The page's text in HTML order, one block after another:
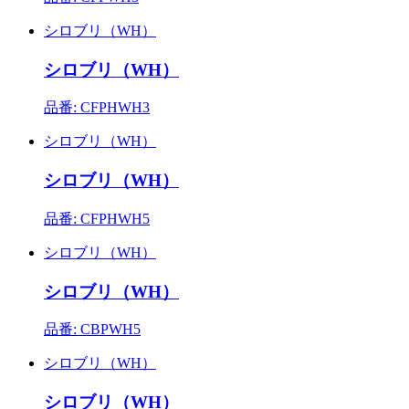
シロブリ（WH）
シロブリ（WH）
品番: CFPHWH3
シロブリ（WH）
シロブリ（WH）
品番: CFPHWH5
シロブリ（WH）
シロブリ（WH）
品番: CBPWH5
シロブリ（WH）
シロブリ（WH）